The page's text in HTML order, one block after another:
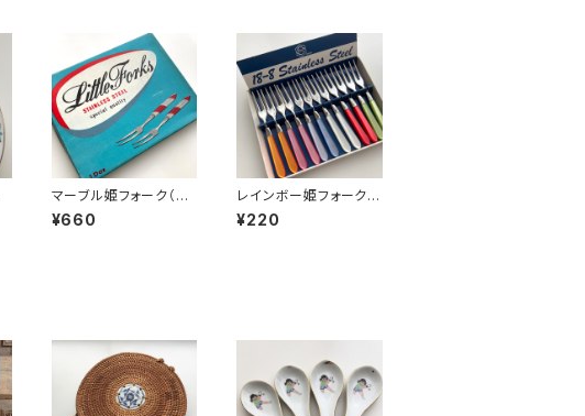
マーブル姫フォーク（3
本セット）
¥660
レインボー姫フォーク
（バラ売り）
¥220